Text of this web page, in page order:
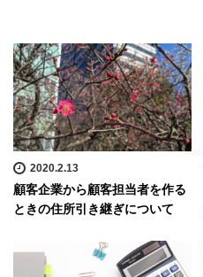
2020.2.13
顧客企業から顧客担当者を作る
ときの住所引き継ぎについて